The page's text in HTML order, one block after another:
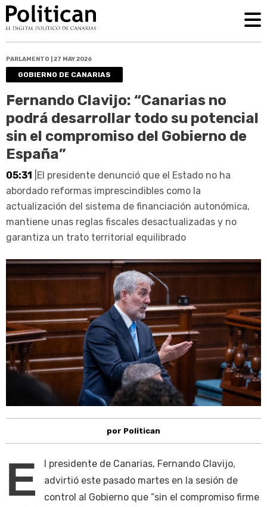
PARLAMENTO | 27 MAY 2026
GOBIERNO DE CANARIAS
Fernando Clavijo: “Canarias no
podrá desarrollar todo su potencial
sin el compromiso del Gobierno de
España”
05:31 |El presidente denunció que el Estado no ha
abordado reformas imprescindibles como la
actualización del sistema de financiación autonómica,
mantiene unas reglas fiscales desactualizadas y no
garantiza un trato territorial equilibrado
por Politican
E
l presidente de Canarias, Fernando Clavijo,
advirtió este pasado martes en la sesión de
control al Gobierno que “sin el compromiso firme